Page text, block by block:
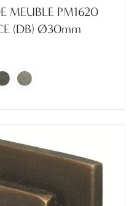
MEUBLE PM1620
(DB) Ø30mm